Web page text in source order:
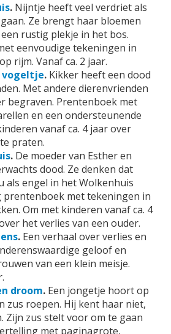
. Nijntje heeft veel verdriet als
Ze brengt haar bloemen
rustig plekje in het bos.
eenvoudige tekeningen in
rijm. Vanaf ca. 2 jaar.
vogeltje. Kikker heeft een dood
Met andere dierenvrienden
begraven. Prentenboek met
en een ondersteunende
vanaf ca. 4 jaar over
praten.
. De moeder van Esther en
dood. Ze denken dat
als engel in het Wolkenhuis
prentenboek met tekeningen in
Om met kinderen vanaf ca. 4
het verlies van een ouder.
. Een verhaal over verlies en
geloof en
van een klein meisje.
droom. Een jongetje hoort op
zus roepen. Hij kent haar niet,
Zijn zus stelt voor om te gaan
met paginagrote,